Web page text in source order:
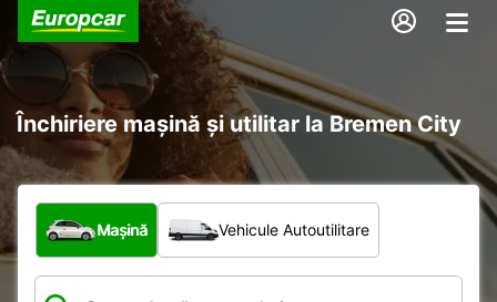
Închiriere mașină și utilitar la Bremen City
Ce tip de vehicul?
Mașină Vehicule Autoutilitare